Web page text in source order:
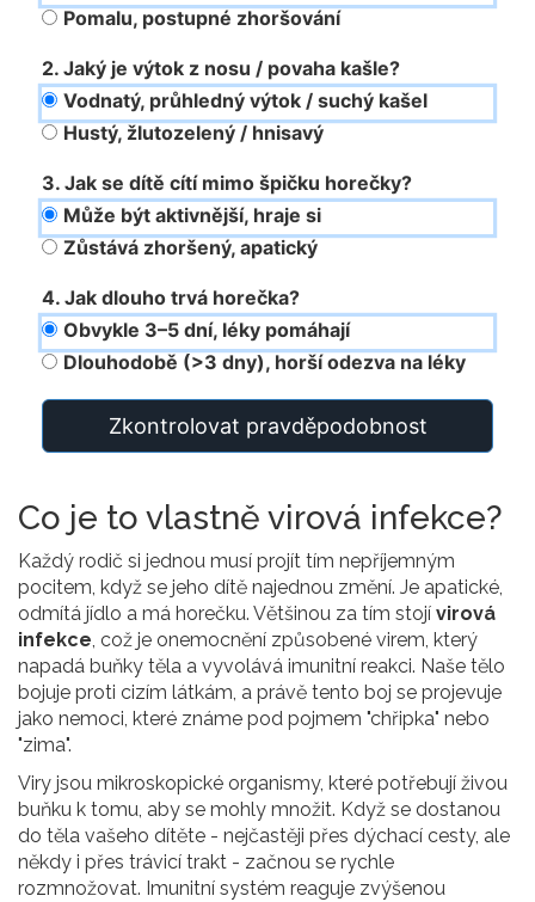
Pomalu, postupné zhoršování
2. Jaký je výtok z nosu / povaha kašle?
Vodnatý, průhledný výtok / suchý kašel
Hustý, žlutozelený / hnisavý
3. Jak se dítě cítí mimo špičku horečky?
Může být aktivnější, hraje si
Zůstává zhoršený, apatický
4. Jak dlouho trvá horečka?
Obvykle 3–5 dní, léky pomáhají
Dlouhodobě (>3 dny), horší odezva na léky
Zkontrolovat pravděpodobnost
Co je to vlastně virová infekce?
Každý rodič si jednou musí projít tím nepříjemným
pocitem, když se jeho dítě najednou změní. Je apatické,
odmítá jídlo a má horečku. Většinou za tím stojí virová
infekce, což je onemocnění způsobené virem, který
napadá buňky těla a vyvolává imunitní reakci. Naše tělo
bojuje proti cizím látkám, a právě tento boj se projevuje
jako nemoci, které známe pod pojmem "chřipka" nebo
"zima".
Viry jsou mikroskopické organismy, které potřebují živou
buňku k tomu, aby se mohly množit. Když se dostanou
do těla vašeho dítěte - nejčastěji přes dýchací cesty, ale
někdy i přes trávicí trakt - začnou se rychle
rozmnožovat. Imunitní systém reaguje zvýšenou